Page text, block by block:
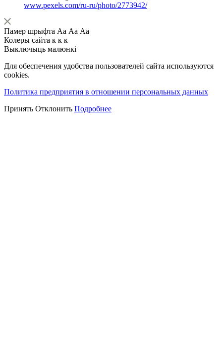
www.pexels.com/ru-ru/photo/2773942/
Памер шрыфта Аа Аа Аа
Колеры сайта к к к
Выключыць малюнкі
Для обеспечения удобства пользователей сайта используются
cookies.
Политика предприятия в отношении персональных данных
Принять Отклонить Подробнее